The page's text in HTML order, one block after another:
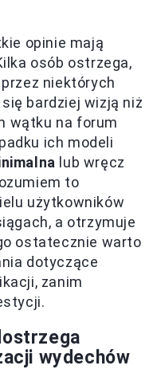
opinie mają
osób ostrzega,
niektórych
bardziej wizją niż
wątku na forum
ich modeli
lub wręcz
to
użytkowników
a otrzymuje
ostatecznie warto
dotyczące
zanim
wydechów